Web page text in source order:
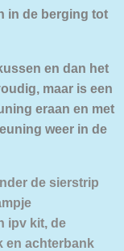
in de berging tot
en dan het
maar is een
eraan en met
weer in de
de sierstrip
ipv kit, de
en achterbank